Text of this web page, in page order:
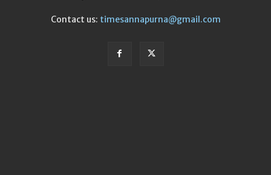
Contact us: timesannapurna@gmail.com